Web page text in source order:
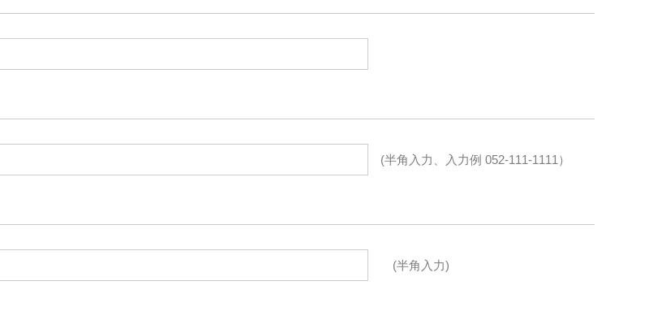
(半角入力、入力例 052-111-1111）
(半角入力)